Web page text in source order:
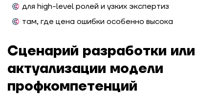
для high-level ролей и узких экспертиз
там, где цена ошибки особенно высока
Сценарий разработки или
актуализации модели
профкомпетенций